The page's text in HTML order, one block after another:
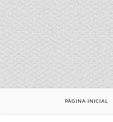
PÁGINA INICIAL